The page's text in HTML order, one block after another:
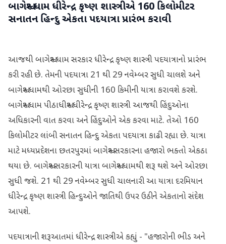
બાગેશ્વર ધામ ધીરેન્દ્ર કૃષ્ણ શાસ્ત્રીએ 160 કિલોમીટર
સનાતન હિન્દુ એકતા પદયાત્રા પ્રારંભ કરાવી
આજથી બાગેશ્વર ધામ સરકાર ધીરેન્દ્ર કૃષ્ણ શાસ્ત્રી પદયાત્રાનો પ્રારંભ
કરી રહી છે. તેમની પદયાત્રા 21 થી 29 નવેમ્બર સુધી ચાલશે અને
બાગેશ્વર ધામથી ઓરછા સુધીની 160 કિમીની યાત્રા કરાવશે કરશે.
બાગેશ્વર ધામ પીઠાધીશ્વર ધીરેન્દ્ર કૃષ્ણ શાસ્ત્રી આજથી હિંદુઓના
અધિકારની વાત કરવા અને હિંદુઓને એક કરવા માટે. તેઓ 160
કિલોમીટર લાંબી સનાતન હિન્દુ એકતા પદયાત્રા કાઢી રહ્યા છે. યાત્રા
માટે મધ્યપ્રદેશના છતરપુરમાં બાગેશ્વર સરકારના હજારો ભક્તો એકઠા
થયા છે. બાગેશ્વર સરકારની યાત્રા બાગેશ્વર ધામથી શરૂ થશે અને ઓરછા
સુધી જશે. 21 થી 29 નવેમ્બર સુધી ચાલનારી આ યાત્રા દરમિયાન
ધીરેન્દ્ર કૃષ્ણ શાસ્ત્રી હિન્દુઓને જાતિથી ઉપર ઉઠીને એકતાનો સંદેશ
આપશે.
પદયાત્રાની શરૂઆતમાં ધીરેન્દ્ર શાસ્ત્રીએ કહ્યું - "હજારોની ભીડ અને